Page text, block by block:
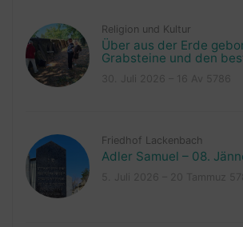
Religion und Kultur
Über aus der Erde
Grabsteine und den
Friedhof Lackenbach
Adler Samuel – 08.